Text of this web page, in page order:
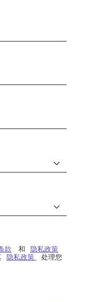
款 和 隐私政策
隐私政策
处理您